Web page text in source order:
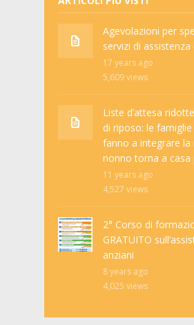
Agevolazioni per
servizi di
17 years ago
5,609views
Liste d’attesa
di riposo: le
fanno a integrare la
nonno torna a casa
11 years ago
4,527 views
2° Corso di
GRATUITO
anziani
8 years ago
4,025 views